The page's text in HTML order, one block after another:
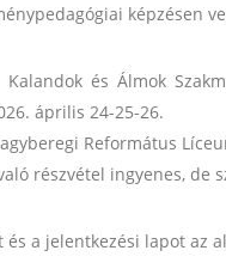
képzésen
és Álmok
április 24-25-26.
Református
részvétel ingyenes, de
és a jelentkezési lapot az